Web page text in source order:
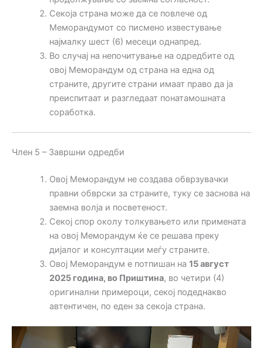
Секоја страна може да се повлече од
Меморандумот со писмено известување
најмалку шест (6) месеци однапред.
Во случај на непочитување на одредбите од
овој Меморандум од страна на една од
страните, другите страни имаат право да ја
преиспитаат и разгледаат понатамошната
соработка.
Член 5 – Завршни одредби
Овој Меморандум не создава обврзувачки
правни обврски за страните, туку се заснова на
заемна волја и посветеност.
Секој спор околу толкувањето или примената
на овој Меморандум ќе се решава преку
дијалог и консултации меѓу страните.
Овој Меморандум е потпишан на 15 август
2025 година, во Приштина, во четири (4)
оригинални примероци, секој подеднакво
автентичен, по еден за секоја страна.